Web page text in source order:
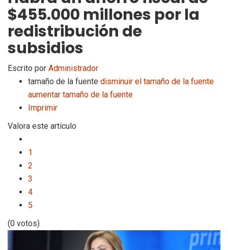
$455.000 millones por la
redistribución de
subsidios
Escrito por Administrador
tamaño de la fuente disminuir el tamaño de la fuente
aumentar tamaño de la fuente
Imprimir
Valora este artículo
1
2
3
4
5
(0 votos)